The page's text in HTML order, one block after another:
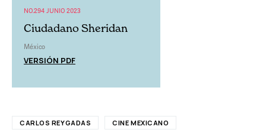
NO.294 JUNIO 2023
Ciudadano Sheridan
México
VERSIÓN PDF
CARLOS REYGADAS CINE MEXICANO